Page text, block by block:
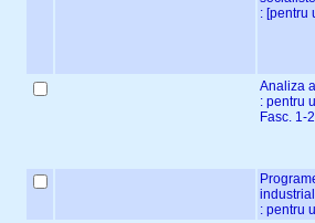
: [pentru
Analiza
: pentru
Fasc. 1-2
: pentru